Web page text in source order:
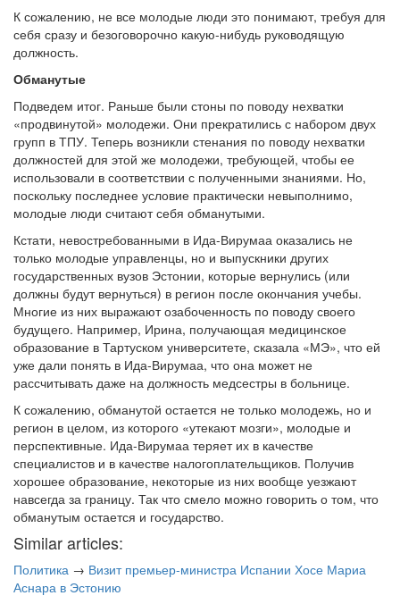
К сожалению, не все молодые люди это понимают, требуя для
себя сразу и безоговорочно какую-нибудь руководящую
должность.
Обманутые
Подведем итог. Раньше были стоны по поводу нехватки
«продвинутой» молодежи. Они прекратились с набором двух
групп в ТПУ. Теперь возникли стенания по поводу нехватки
должностей для этой же молодежи, требующей, чтобы ее
использовали в соответствии с полученными знаниями. Но,
поскольку последнее условие практически невыполнимо,
молодые люди считают себя обманутыми.
Кстати, невостребованными в Ида-Вирумаа оказались не
только молодые управленцы, но и выпускники других
государственных вузов Эстонии, которые вернулись (или
должны будут вернуться) в регион после окончания учебы.
Многие из них выражают озабоченность по поводу своего
будущего. Например, Ирина, получающая медицинское
образование в Тартуском университете, сказала «МЭ», что ей
уже дали понять в Ида-Вирумаа, что она может не
рассчитывать даже на должность медсестры в больнице.
К сожалению, обманутой остается не только молодежь, но и
регион в целом, из которого «утекают мозги», молодые и
перспективные. Ида-Вирумаа теряет их в качестве
специалистов и в качестве налогоплательщиков. Получив
хорошее образование, некоторые из них вообще уезжают
навсегда за границу. Так что смело можно говорить о том, что
обманутым остается и государство.
Similar articles:
Политика → Визит премьер-министра Испании Хосе Мариа
Аснара в Эстонию